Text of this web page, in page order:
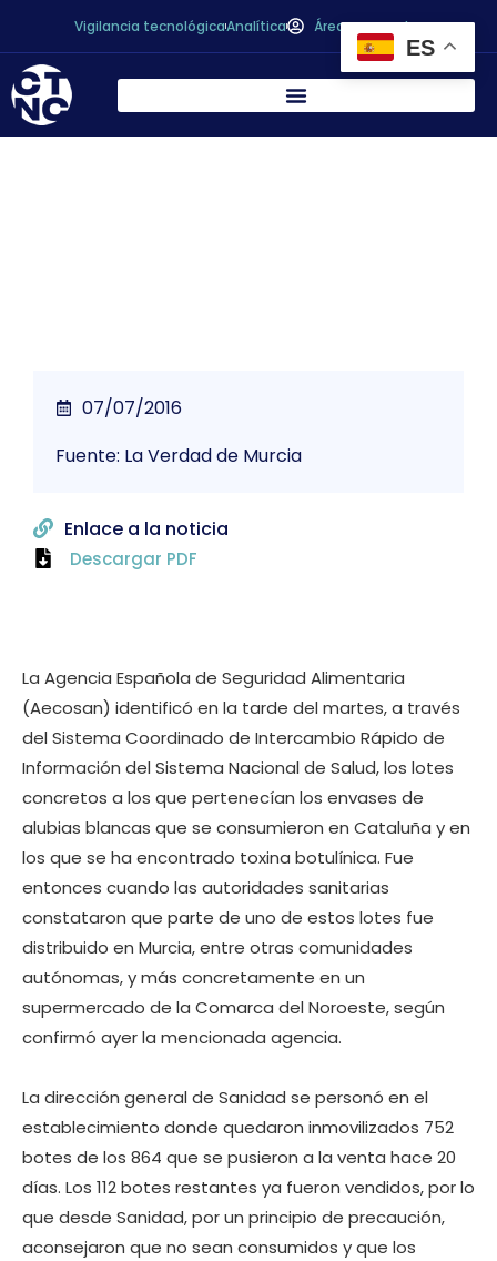
Vigilancia tecnológicaAnalítica Área personal
La Agencia Española de Seguridad Alimentaria
(Aecosan) identificó en la tarde del martes, a través
del Sistema Coordinado de Intercambio Rápido de
Información del Sistema Nacional de Salud, los lotes
concretos a los que pertenecían los envases de
alubias blancas que se consumieron en Cataluña y en
los que se ha encontrado toxina botulínica. Fue
entonces cuando las autoridades sanitarias
constataron que parte de uno de estos lotes fue
distribuido en Murcia, entre otras comunidades
autónomas, y más concretamente en un
supermercado de la Comarca del Noroeste, según
confirmó ayer la mencionada agencia.
La dirección general de Sanidad se personó en el
establecimiento donde quedaron inmovilizados 752
botes de los 864 que se pusieron a la venta hace 20
días. Los 112 botes restantes ya fueron vendidos, por lo
que desde Sanidad, por un principio de precaución,
aconsejaron que no sean consumidos y que los
07/07/2016
Fuente: La Verdad de Murcia
Enlace a la noticia
Descargar PDF
ES